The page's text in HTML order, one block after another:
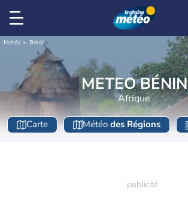
Météo Bénin
METEO BÉNIN
Afrique
Carte Météo des Régions